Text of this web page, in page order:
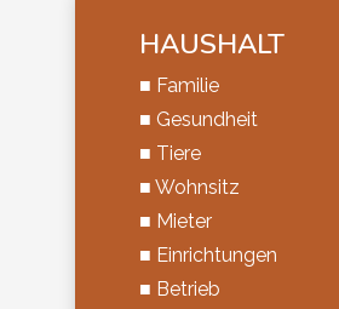
HAUSHALT
■ Familie
■ Gesundheit
■ Tiere
■ Wohnsitz
■ Mieter
■ Einrichtungen
■ Betrieb